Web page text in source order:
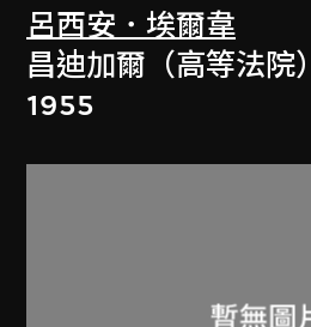
呂西安．埃爾韋
昌迪加爾（高等法院）
1955